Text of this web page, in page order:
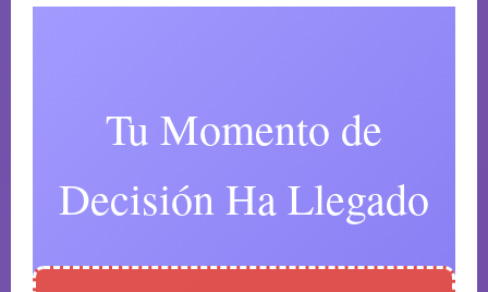
Tu Momento de
Decisión Ha Llegado